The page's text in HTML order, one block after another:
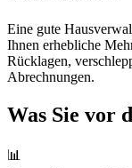
Eine gute
Ihnen erhebliche
Rücklagen,
Abrechnungen.
Was Sie vor
📊